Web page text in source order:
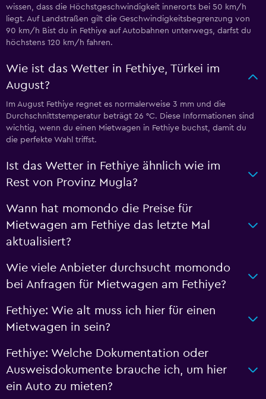
wissen, dass die Höchstgeschwindigkeit innerorts bei 50 km/h
liegt. Auf Landstraßen gilt die Geschwindigkeitsbegrenzung von
90 km/h Bist du in Fethiye auf Autobahnen unterwegs, darfst du
höchstens 120 km/h fahren.
Wie ist das Wetter in Fethiye, Türkei im
August?
Im August Fethiye regnet es normalerweise 3 mm und die
Durchschnittstemperatur beträgt 26 °C. Diese Informationen sind
wichtig, wenn du einen Mietwagen in Fethiye buchst, damit du
die perfekte Wahl triffst.
Ist das Wetter in Fethiye ähnlich wie im
Rest von Provinz Mugla?
Wann hat momondo die Preise für
Mietwagen am Fethiye das letzte Mal
aktualisiert?
Wie viele Anbieter durchsucht momondo
bei Anfragen für Mietwagen am Fethiye?
Fethiye: Wie alt muss ich hier für einen
Mietwagen in sein?
Fethiye: Welche Dokumentation oder
Ausweisdokumente brauche ich, um hier
ein Auto zu mieten?